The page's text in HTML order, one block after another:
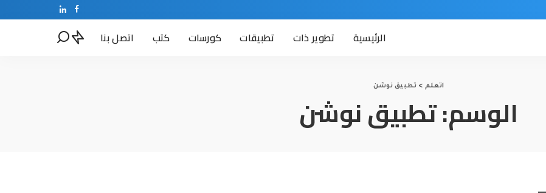
الرئيسية تطوير ذات تطبيقات كورسات كتب اتصل بنا
اتعلم > تطبيق نوشن
الوسم:تطبيق نوشن